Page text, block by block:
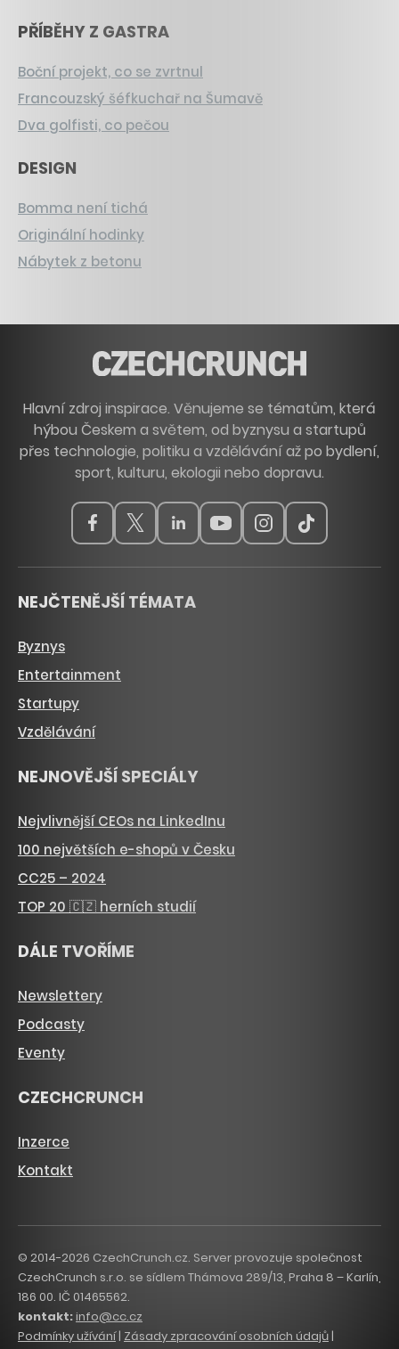
PŘÍBĚHY Z GASTRA
Boční projekt, co se zvrtnul
Francouzský šéfkuchař na Šumavě
Dva golfisti, co pečou
DESIGN
Bomma není tichá
Originální hodinky
Nábytek z betonu
Hlavní zdroj inspirace. Věnujeme se tématům, která
hýbou Českem a světem, od byznysu a startupů
přes technologie, politiku a vzdělávání až po bydlení,
sport, kulturu, ekologii nebo dopravu.
NEJČTENĚJŠÍ TÉMATA
Byznys
Entertainment
Startupy
Vzdělávání
NEJNOVĚJŠÍ SPECIÁLY
Nejvlivnější CEOs na LinkedInu
100 největších e-shopů v Česku
CC25 – 2024
TOP 20 🇨🇿 herních studií
DÁLE TVOŘÍME
Newslettery
Podcasty
Eventy
CZECHCRUNCH
Inzerce
Kontakt
© 2014-2026 CzechCrunch.cz. Server provozuje společnost
CzechCrunch s.r.o. se sídlem Thámova 289/13, Praha 8 – Karlín,
186 00. IČ 01465562.
kontakt:info@cc.cz
Podmínky užívání| Zásady zpracování osobních údajů|